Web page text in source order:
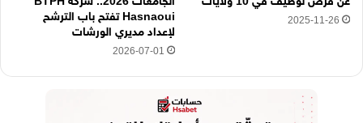
2025-11-26
Hasnaoui تفتح باب الترشح
لإعداد مديري الورشات
2026-07-01